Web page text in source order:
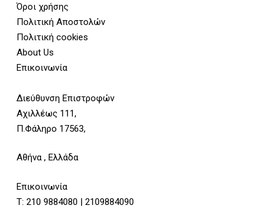
Όροι χρήσης
Πολιτική Αποστολών
Πολιτική cookies
About Us
Επικοινωνία
Διεύθυνση Επιστροφών
Αχιλλέως 111,
Π.Φάληρο 17563,
Αθήνα , Ελλάδα
Επικοινωνία
Τ: 210 9884080 | 2109884090